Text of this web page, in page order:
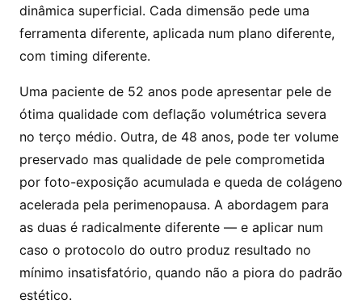
dinâmica superficial. Cada dimensão pede uma
ferramenta diferente, aplicada num plano diferente,
com timing diferente.
Uma paciente de 52 anos pode apresentar pele de
ótima qualidade com deflação volumétrica severa
no terço médio. Outra, de 48 anos, pode ter volume
preservado mas qualidade de pele comprometida
por foto-exposição acumulada e queda de colágeno
acelerada pela perimenopausa. A abordagem para
as duas é radicalmente diferente — e aplicar num
caso o protocolo do outro produz resultado no
mínimo insatisfatório, quando não a piora do padrão
estético.